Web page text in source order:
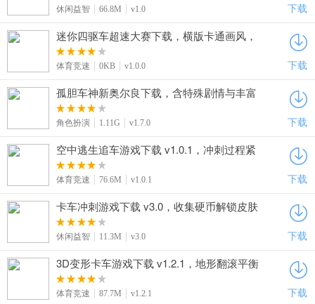
休闲益智 66.8M v1.0 下载
迷你四驱车超速大赛下载，横版卡通画风，
完美还原原著超怀旧
体育竞速 0KB v1.0.0 下载
孤胆车神新奥尔良下载，含特殊剧情与丰富
关卡，在罪恶之城自由探索超带感
角色扮演 1.11G v1.7.0 下载
空中逃生追车游戏下载 v1.0.1，冲刺过程紧
张又畅快成就感十足
体育竞速 76.6M v1.0.1 下载
卡车冲刺游戏下载 v3.0，收集硬币解锁皮肤
玩法轻松又解压
休闲益智 11.3M v3.0 下载
3D变形卡车游戏下载 v1.2.1，地形翻滚平衡
操控解锁竞速快感
体育竞速 87.7M v1.2.1 下载